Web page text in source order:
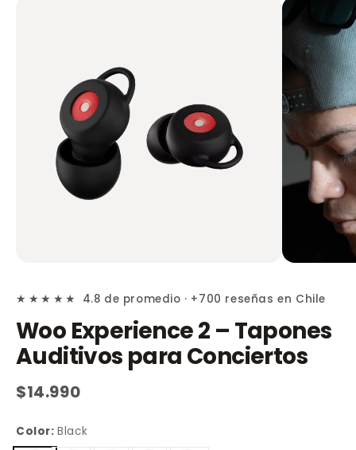
★★★★★ 4.8 de promedio · +700 reseñas en Chile
Woo Experience 2 – Tapones
Auditivos para Conciertos
$14.990
Color:Black